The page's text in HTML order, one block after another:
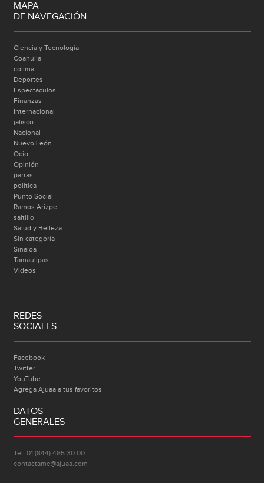
MAPA
DE NAVEGACIÓN
Ciencia y Tecnología
Coahuila
colima
Deportes
Espectáculos
Finanzas
Internacional
jalisco
Nacional
Nuevo León
Ocio
Opinión
parras
politica
Punto Social
Ramos Arizpe
saltillo
Salud y Belleza
Sin categoría
Sinaloa
Tamaulipas
Videos
REDES
SOCIALES
Facebook
Twitter
YouTube
Agrega Ajuaa a tus favoritos
DATOS
GENERALES
Tel: 01 (844) 485 30 00
contactame@ajuaa.com